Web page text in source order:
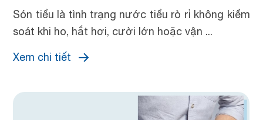
Són tiểu là tình trạng nước tiểu rò rỉ không kiểm
soát khi ho, hắt hơi, cười lớn hoặc vận ...
Xem chi tiết